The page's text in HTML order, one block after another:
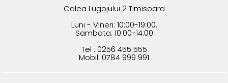
Calea Lugojului 2 Timisoara
Luni - Vineri: 10:00-19:00,
Sambata: 10:00-14:00
Tel : 0256 455 555
Mobil: 0784 999 991